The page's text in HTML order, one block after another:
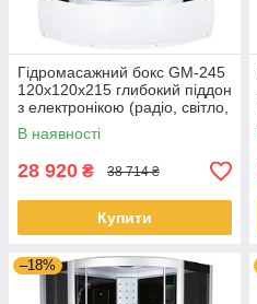
Гідромасажний бокс GM-245
120x120x215 глибокий піддон
з електронікою (радіо, світло,
витяжка) і гідромасажем
В наявності
28 920 ₴ 38 714 ₴
Купити
–18%